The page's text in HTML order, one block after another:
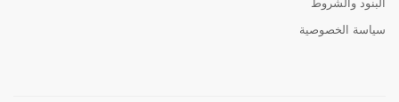
البنود والشروط
سياسة الخصوصية